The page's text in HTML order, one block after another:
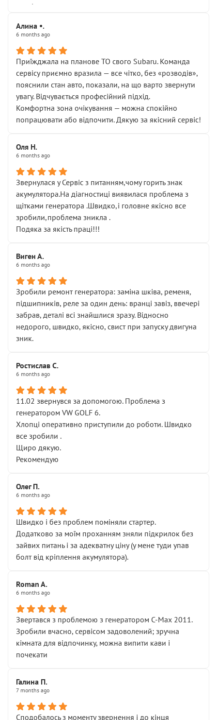
сервіс.
Алина •.
6 months ago
Приїжджала на планове ТО свого Subaru. Команда
сервісу приємно вразила — все чітко, без «розводів»,
пояснили стан авто, показали, на що варто звернути
увагу. Відчувається професійний підхід.
Комфортна зона очікування — можна спокійно
попрацювати або відпочити. Дякую за якісний сервіс!
Оля Н.
6 months ago
Звернулася у Сервіс з питанням,чому горить знак
акумулятора.На діагностиці виявилася проблема з
щітками генератора .Швидко,і головне якісно все
зробили,проблема зникла .
Подяка за якість праці!!!
Виген А.
6 months ago
Зробили ремонт генератора: заміна шківа, ременя,
підшипників, реле за один день: вранці завіз, ввечері
забрав, деталі всі знайшлися зразу. Відносно
недорого, швидко, якісно, свист при запуску двигуна
зник.
Ростислав С.
6 months ago
11.02 звернувся за допомогою. Проблема з
генератором VW GOLF 6.
Хлопці оперативно приступили до роботи. Швидко
все зробили .
Щиро дякую.
Рекомендую
Олег П.
6 months ago
Швидко і без проблем поміняли стартер.
Додатково за моїм проханням зняли підкрилок без
зайвих питань і за адекватну ціну (у мене туди упав
болт від кріплення акумулятора).
Roman A.
6 months ago
Звертався з проблемою з генератором C-Max 2011.
Зробили вчасно, сервісом задоволений; зручна
кімната для відпочинку, можна випити кави і
почекати
Галина П.
7 months ago
Сподобалось з моменту звернення і до кінця